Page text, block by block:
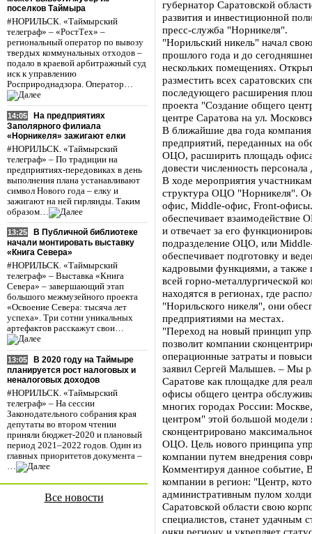
поселков Таймыра
#НОРИЛЬСК. «Таймырский
телеграф» – «РостТех» –
региональный оператор по вывозу
твердых коммунальных отходов –
подало в краевой арбитражный суд
иск к управлению
Росприроднадзора. Оператор…
14:05
На предприятиях
Заполярного филиала
«Норникеля» зажигают елки
#НОРИЛЬСК. «Таймырский
телеграф» – По традиции на
предприятиях-передовиках в день
выполнения плана устанавливают
символ Нового года – елку и
зажигают на ней гирлянды. Таким
образом…
13:25
В Публичной библиотеке
начали монтировать выставку
«Книга Севера»
#НОРИЛЬСК. «Таймырский
телеграф» – Выставка «Книга
Севера» – завершающий этап
большого межмузейного проекта
«Освоение Севера: тысяча лет
успеха». Три сотни уникальных
артефактов расскажут свои…
13:05
В 2020 году на Таймыре
планируется рост налоговых и
неналоговых доходов
#НОРИЛЬСК. «Таймырский
телеграф» – На сессии
Законодательного собрания края
депутаты во втором чтении
приняли бюджет-2020 и плановый
период 2021–2022 годов. Один из
главных приоритетов документа –
…
Все новости
губернатор Саратовской
развития и инвестиционной
пресс-служба "Норникеля".
"Норильский никель" начал
прошлого года и до
нескольких помещениях.
разместить всех саратовских
последующего расширения
проекта "Создание общего
центре Саратова на ул.
В ближайшие два года компания
предприятий, переданных на
ОЦО, расширить площадь офиса
довести численность
В ходе мероприятия
структура ОЦО "Норникеля".
офис, Middle-офис, Front-
обеспечивает взаимодействие
и отвечает за его
подразделение ОЦО, или
обеспечивает подготовку и
кадровыми функциями, а также
всей горно-металлургической
находятся в регионах, где
"Норильского никеля", они
предприятиями на местах.
"Переход на новый принцип
позволит компании
операционные затраты и
заявил Сергей Малышев. – Мы
Саратове как площадке для
офисы общего центра
многих городах России:
центром" этой большой модели
сконцентрировано
ОЦО. Цель нового принципа
компании путем внедрения
Комментируя данное событие,
компании в регион: "Центр,
административным пулом
Саратовской области свою
специалистов, станет удачным
очки региону и укрепляет